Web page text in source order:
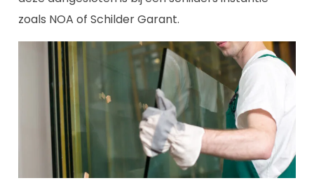
zoals NOA of Schilder Garant.